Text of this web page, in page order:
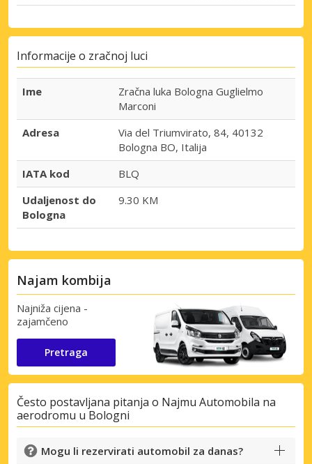
Informacije o zračnoj luci
Ime
Zračna luka Bologna Guglielmo
Marconi
Adresa
Via del Triumvirato, 84, 40132
Bologna BO, Italija
IATA kod
BLQ
Udaljenost do
Bologna
9.30 KM
Najam kombija
Najniža cijena -
zajamčeno
Pretraga
Često postavljana pitanja o Najmu Automobila na
aerodromu u Bologni
Mogu li rezervirati automobil za danas?